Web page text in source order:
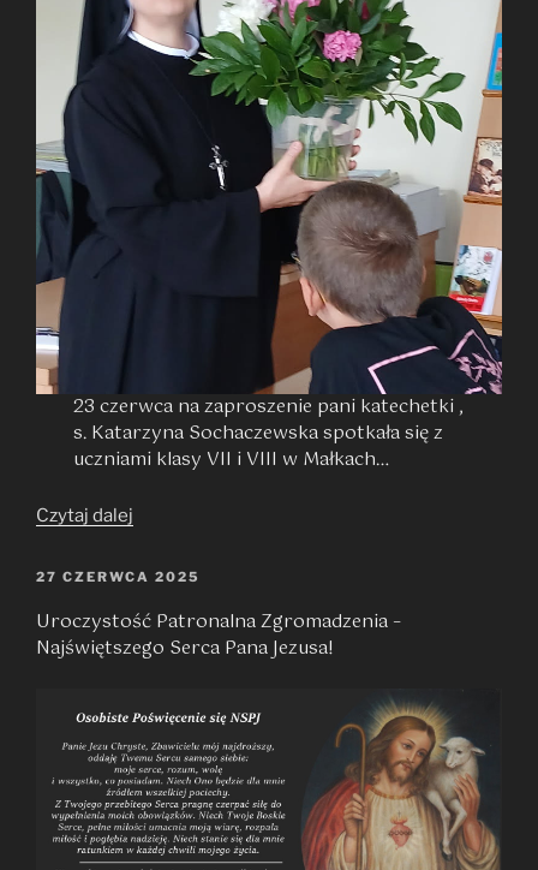
23 czerwca na zaproszenie pani katechetki ,
s. Katarzyna Sochaczewska spotkała się z
uczniami klasy VII i VIII w Małkach…
Czytaj dalej
młodzieżą
Małkach”
OPUBLIKOWANE
27 CZERWCA 2025
Uroczystość Patronalna Zgromadzenia –
Najświętszego Serca Pana Jezusa!